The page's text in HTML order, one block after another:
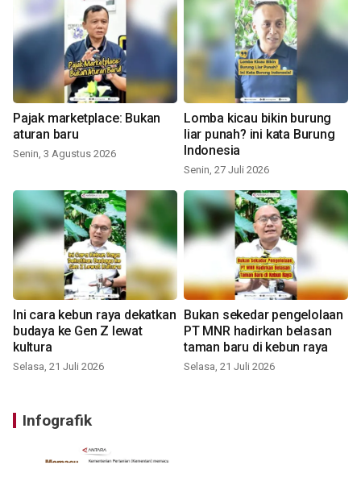
Pajak marketplace: Bukan
aturan baru
Senin, 3 Agustus 2026
Lomba kicau bikin burung
liar punah? ini kata Burung
Indonesia
Senin, 27 Juli 2026
Ini cara kebun raya dekatkan
budaya ke Gen Z lewat
kultura
Selasa, 21 Juli 2026
Bukan sekedar pengelolaan
PT MNR hadirkan belasan
taman baru di kebun raya
Selasa, 21 Juli 2026
Infografik